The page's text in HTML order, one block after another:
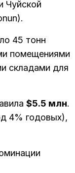
Чуйской
45 тонн
помещениями
складами для
$5.5 млн.
4% годовых),